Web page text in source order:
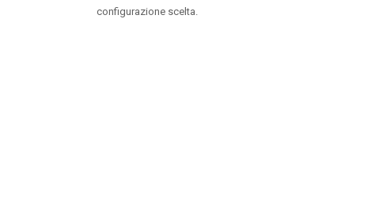
configurazione scelta.